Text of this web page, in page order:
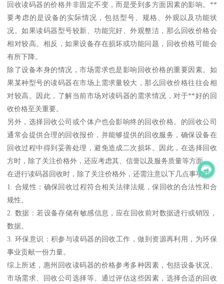
回收读码器的价格并非固定不变，而是受到多方面因素的影响。**
要考虑的是设备的实际情况，包括型号、规格、外观以及功能状
况。如果读码器型号较新、功能完好、外观整洁，那么回收价格会
相对较高。相反，如果设备存在损坏或功能问题，回收价格可能会
有所下降。
除了设备本身的情况，市场需求也是影响回收价格的重要因素。如
果某种型号的读码器在市场上需求量较大，那么回收价格往往会相
对较高。因此，了解当前市场对读码器的需求情况，对于**好的回
收价格至关重要。
另外，选择回收公司或个体户也会影响终的回收价格。的回收公司
通常会提供合理的回收报价，并能够提供的回收服务，确保设备在
回收过程中得到妥善处理，避免造成二次损坏。因此，在选择回收
方时，除了关注价格外，还应考虑其、信誉以及服务质量等方面。
在进行读码器回收时，除了关注价格外，还需注意以下几点事项：
1. 合规性：确保回收过程符合相关法律法规，保回收的合法性和合
规性。
2. 数据：若设备存储有敏感信息，应在回收前对数据进行或销毁，
数据。
3. 环保意识：积参与读码器的回收工作，做到资源再利用，为环保
事业贡献一份力量。
综上所述，惠州回收读码器的价格参考多种因素，包括设备状况、
市场需求、回收公司选择等。通过评估这些因素，选择合适的回收